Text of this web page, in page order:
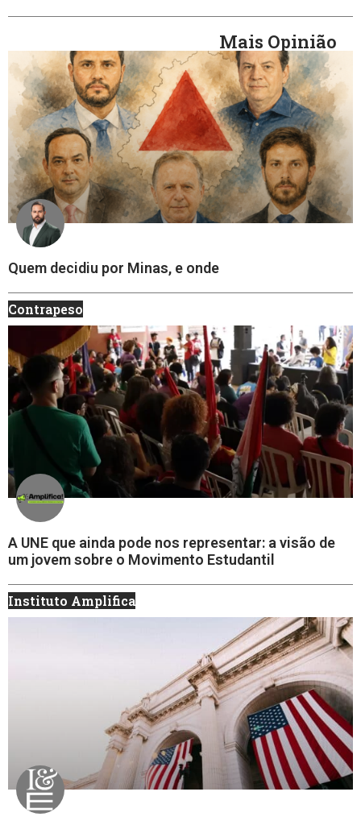
Mais Opinião
Quem decidiu por Minas, e onde
Contrapeso
A UNE que ainda pode nos representar: a visão de
um jovem sobre o Movimento Estudantil
Instituto Amplifica